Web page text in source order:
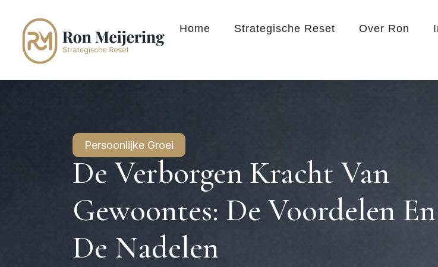
Home Strategische Reset Over Ron
Persoonlijke Groei
De Verborgen Kracht Van
Gewoontes: De Voordelen En
De Nadelen